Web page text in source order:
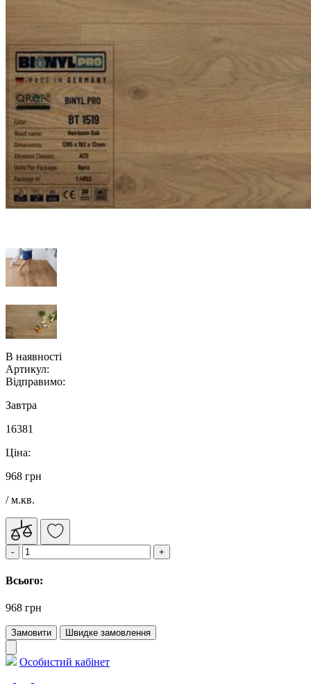
В наявності
Артикул:
Відправимо:
Завтра
16381
Ціна:
968 грн
/ м.кв.
Всього:
968 грн
Замовити Швидке замовлення
Особистий кабінет